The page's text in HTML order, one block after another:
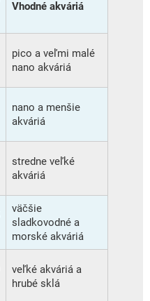
Vhodné akváriá
pico a veľmi malé
nano akváriá
nano a menšie
akváriá
stredne veľké
akváriá
väčšie
sladkovodné a
morské akváriá
veľké akváriá a
hrubé sklá